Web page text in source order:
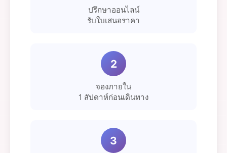
ปรึกษาออนไลน์
รับใบเสนอราคา
2
จองภายใน
1 สัปดาห์ก่อนเดินทาง
3